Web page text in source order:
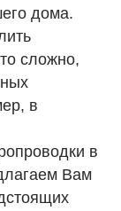
дома.
сложно,
в
в
Вам